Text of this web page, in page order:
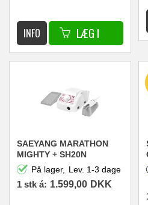
SAEYANG MARATHON
MIGHTY + SH20N
NEGLEFRÆSER
30.000RPM 45W
På lager, Lev. 1-3 dage
1 stk á: 1.599,00 DKK